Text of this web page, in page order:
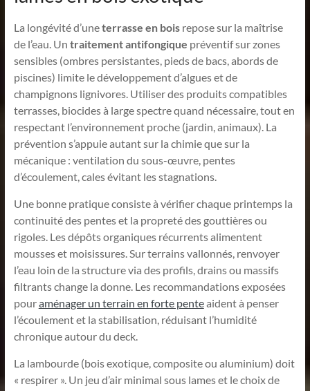
La longévité d’uneterrasse en boisrepose sur la maîtrise
de l’eau. Un traitement antifongique préventif sur zones
sensibles (ombres persistantes, pieds de bacs, abords de
piscines) limite le développement d’algues et de
champignons lignivores. Utiliser des produits compatibles
terrasses, biocides à large spectre quand nécessaire, tout en
respectant l’environnement proche (jardin, animaux). La
prévention s’appuie autant sur la chimie que sur la
mécanique : ventilation du sous-œuvre, pentes
d’écoulement, cales évitant les stagnations.
Une bonne pratique consiste à vérifier chaque printemps la
continuité des pentes et la propreté des gouttières ou
rigoles. Les dépôts organiques récurrents alimentent
mousses et moisissures. Sur terrains vallonnés, renvoyer
l’eau loin de la structure via des profils, drains ou massifs
filtrants change la donne. Les recommandations exposées
pouraménager un terrain en forte penteaident à penser
l’écoulement et la stabilisation, réduisant l’humidité
chronique autour du deck.
La lambourde (bois exotique, composite ou aluminium) doit
« respirer ». Un jeu d’air minimal sous lames et le choix de